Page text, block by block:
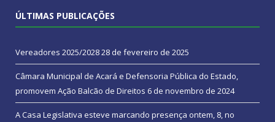
ÚLTIMAS PUBLICAÇÕES
Vereadores 2025/202828 de fevereiro de 2025
Câmara Municipal de Acará e Defensoria Pública do Estado,
promovem Ação Balcão de Direitos 6 de novembro de 2024
A Casa Legislativa esteve marcando presença ontem, 8, no